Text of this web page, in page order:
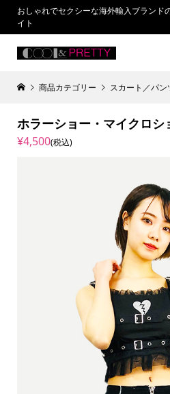
おしゃれでセクシーな海外輸入ブランド
イト
商品カテゴリー スカート／パン
ホラーショー・マイクロシ
¥4,500(税込)